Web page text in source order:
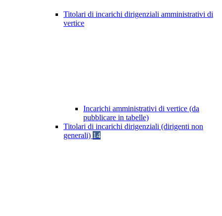
Titolari di incarichi dirigenziali amministrativi di
vertice
Incarichi amministrativi di vertice (da
pubblicare in tabelle)
Titolari di incarichi dirigenziali (dirigenti non
generali) 14